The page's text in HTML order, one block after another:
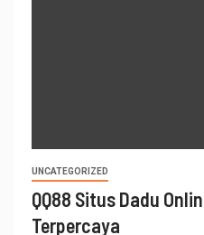
UNCATEGORIZED
QQ88 Situs Dadu
Terpercaya